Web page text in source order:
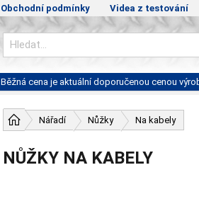
Obchodní podmínky Videa z testování
Běžná cena je aktuální doporučenou cenou
Nářadí Nůžky Na kabely
NŮŽKY NA KABELY